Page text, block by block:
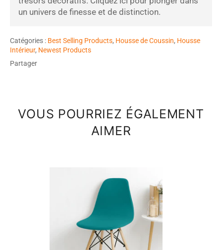
un univers de finesse et de distinction.
Catégories : Best Selling Products, Housse de Coussin, Housse
Intérieur, Newest Products
Partager
VOUS POURRIEZ ÉGALEMENT
AIMER